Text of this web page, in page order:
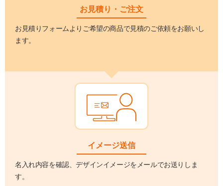
お見積り・ご注文
お見積りフォームよりご希望の商品で見積のご依頼をお願いし
ます。
イメージ送信
名入れ内容を確認、デザインイメージをメールでお送りしま
す。